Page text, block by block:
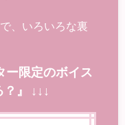
、いろいろな裏
ー限定のボイス
』 ↓↓↓